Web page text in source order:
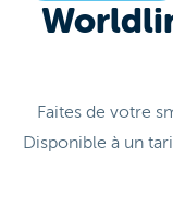
Faites de votre
Disponible à un